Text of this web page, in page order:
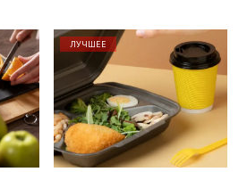
ЛУЧШЕЕ